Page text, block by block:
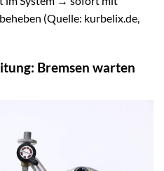
(Quelle: kurbelix.de,
Bremsen warten